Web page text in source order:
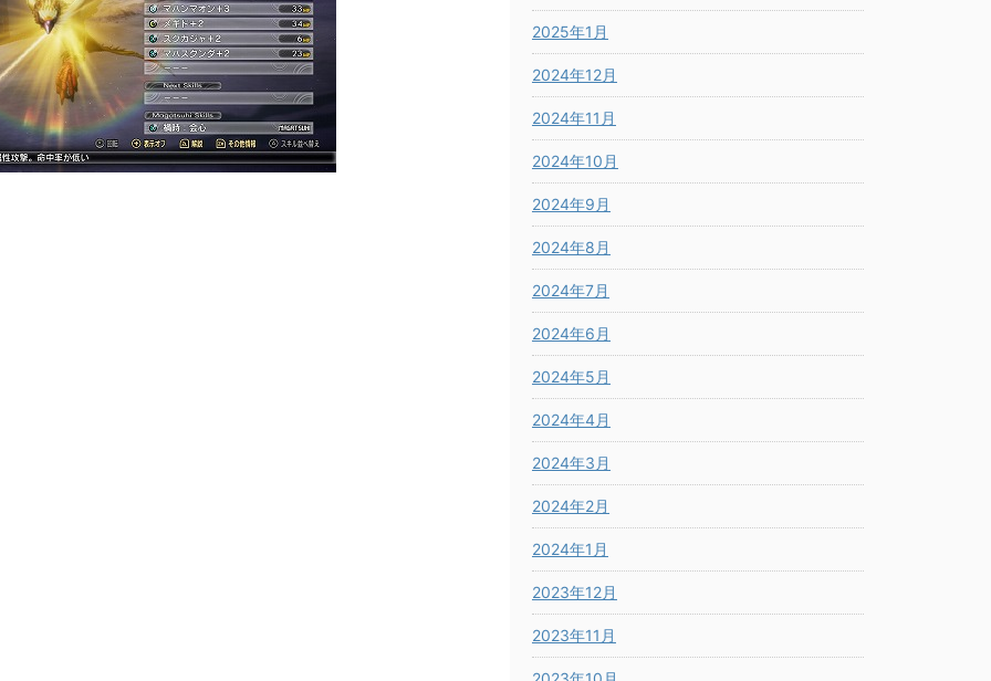
2025年1月
2024年12月
2024年11月
2024年10月
2024年9月
2024年8月
2024年7月
2024年6月
2024年5月
2024年4月
2024年3月
2024年2月
2024年1月
2023年12月
2023年11月